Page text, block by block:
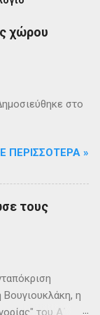
χώρου
στο
ΠΕΡΙΣΣΌΤΕΡΑ »
τους
η
του Α΄